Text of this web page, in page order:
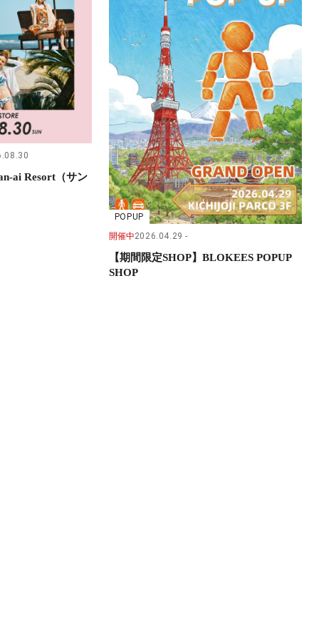
ai Resort（サン
POPUP
開催中2026.04.29
【期間限定SHOP】BLOKEES POPUP
SHOP